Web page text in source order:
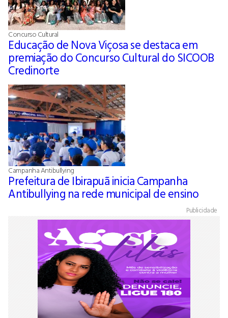
Concurso Cultural
Educação de Nova Viçosa se destaca em
premiação do Concurso Cultural do SICOOB
Credinorte
Campanha Antibullying
Prefeitura de Ibirapuã inicia Campanha
Antibullying na rede municipal de ensino
Publicidade